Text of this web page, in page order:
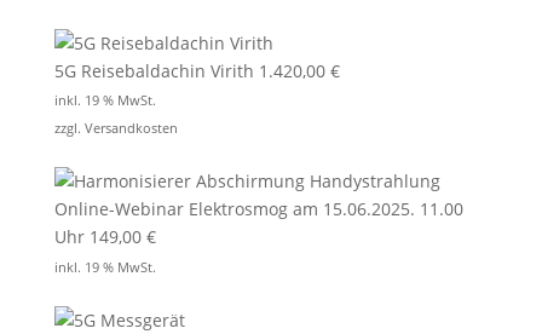
5G Reisebaldachin Virith 1.420,00 €
inkl. 19 % MwSt.
zzgl. Versandkosten
Online-Webinar Elektrosmog am 15.06.2025. 11.00
Uhr 149,00 €
inkl. 19 % MwSt.